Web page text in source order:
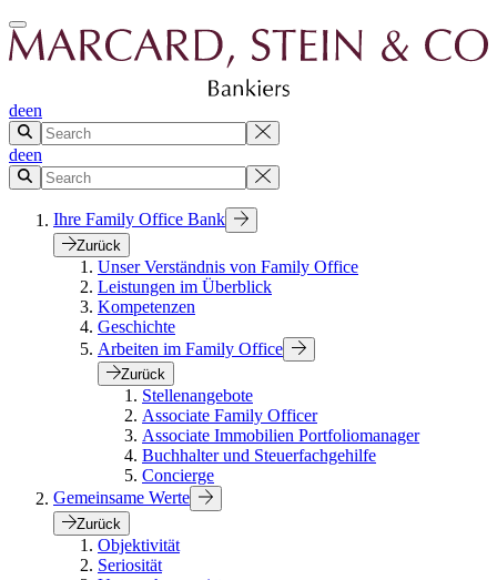
deen
deen
Ihre Family Office Bank
Zurück
Unser Verständnis von Family Office
Leistungen im Überblick
Kompetenzen
Geschichte
Arbeiten im Family Office
Zurück
Stellenangebote
Associate Family Officer
Associate Immobilien Portfoliomanager
Buchhalter und Steuerfachgehilfe
Concierge
Gemeinsame Werte
Zurück
Objektivität
Seriosität